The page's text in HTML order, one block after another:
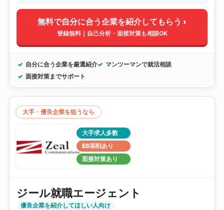
無料で自分に合う企業を紹介してもらう ›
登録無料｜自己分析・面接対策も相談OK
自分に合う企業を厳選紹介
マンツーマンで就活相談
面接対策までサポート
大手・優良企業を狙うなら
大手求人多数
ES添削あり
面接対策あり
ジール就職エージェント
優良企業を紹介してほしい人向け